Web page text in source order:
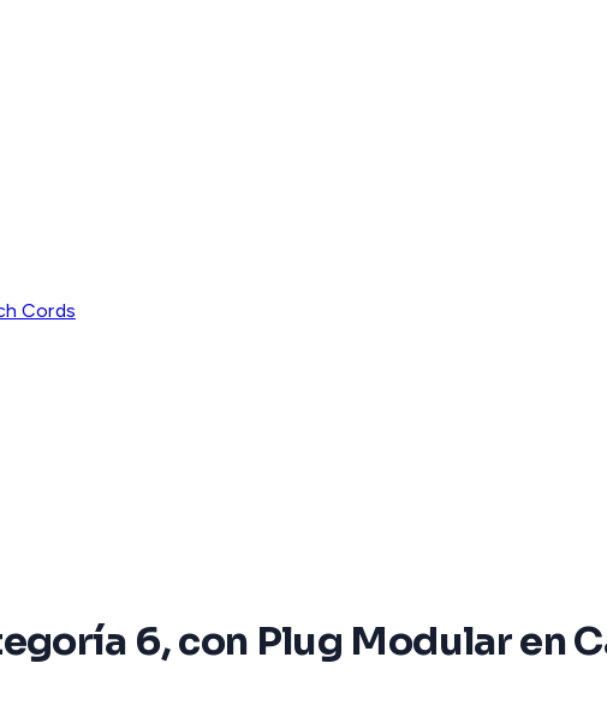
Cords
6, con Plug Modular en